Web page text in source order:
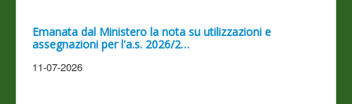
Emanata dal Ministero la nota su utilizzazioni e
assegnazioni per l'a.s. 2026/2…
11-07-2026